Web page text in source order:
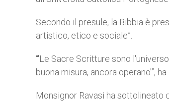
Secondo il presule, la Bibbia è
artistico, etico e sociale”.
“'Le Sacre Scritture sono
buona misura, ancora operano'”,
Monsignor Ravasi ha sottolineato